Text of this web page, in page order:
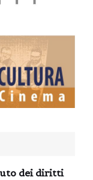
dei diritti